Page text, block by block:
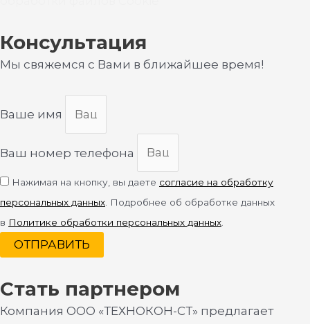
Консультация
Мы свяжемся с Вами в ближайшее время!
Ваше имя
Ваш номер телефона
Нажимая на кнопку, вы даете согласие на обработку
персональных данных . Подробнее об обработке данных
в Политике обработки персональных данных
ОТПРАВИТЬ
Стать партнером
Компания ООО «ТЕХНОКОН-СТ» предлагает